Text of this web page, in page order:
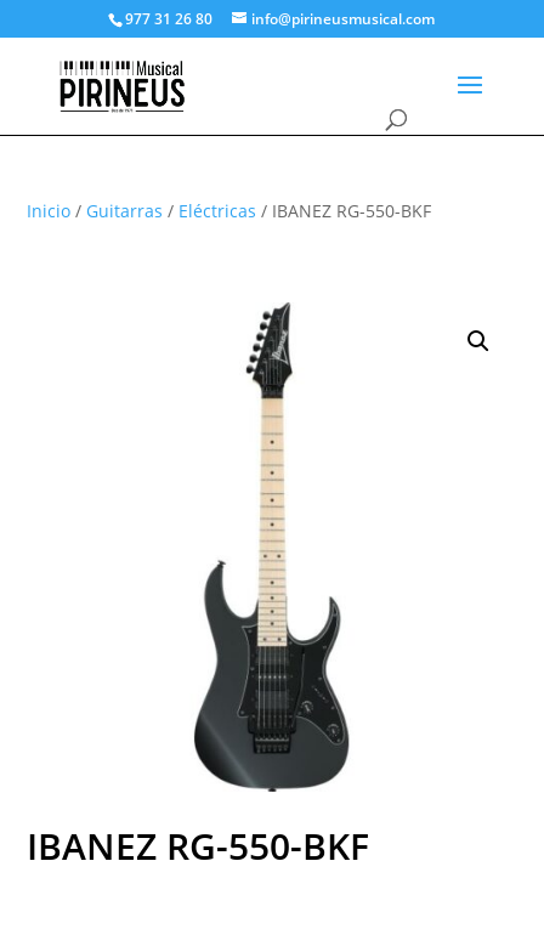
977 31 26 80 info@pirineusmusical.com
Inicio / Guitarras / Eléctricas / IBANEZ RG-550-BKF
IBANEZ RG-550-BKF